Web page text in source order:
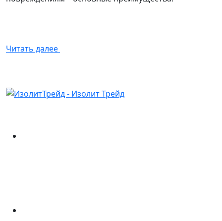
Читать далее